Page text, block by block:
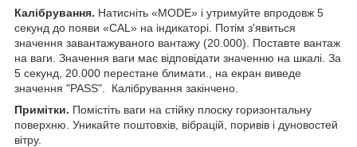
Калібрування. Натисніть «MODE» і утримуйте впродовж 5
секунд до появи «CAL» на індикаторі. Потім з'явиться
значення завантажуваного вантажу (20.000). Поставте вантаж
на ваги. Значення ваги має відповідати значенню на шкалі. За
5 секунд, 20.000 перестане блимати., на екран виведе
значення "PASS". Калібрування закінчено.
Примітки. Помістіть ваги на стійку плоску горизонтальну
поверхню. Уникайте поштовхів, вібрацій, поривів і дуновостей
вітру.